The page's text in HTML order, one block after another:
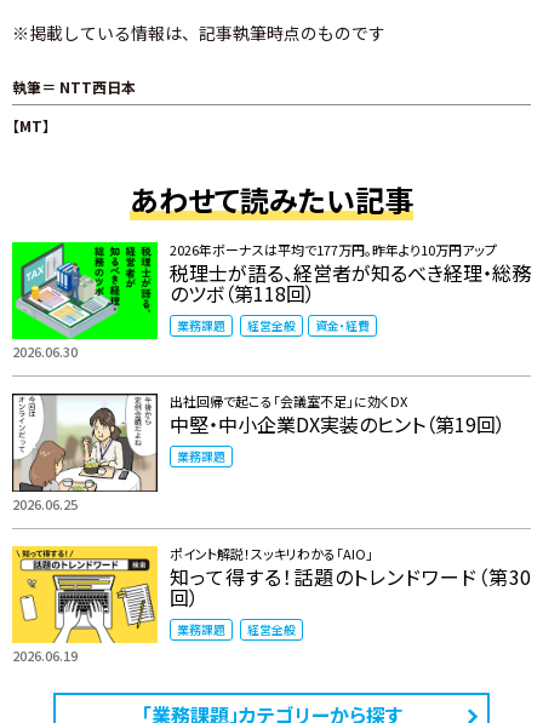
※掲載している情報は、記事執筆時点のものです
執筆＝ NTT西日本
【MT】
あわせて読みたい記事
2026.06.30
2026年ボーナスは平均で177万円。昨年より10万円アップ
税理士が語る、経営者が知るべき経理・総務
のツボ（第118回）
業務課題 経営全般 資金・経費
2026.06.25
出社回帰で起こる「会議室不足」に効くDX
中堅・中小企業DX実装のヒント（第19回）
業務課題
2026.06.19
ポイント解説！スッキリわかる「AIO」
知って得する！話題のトレンドワード（第30
回）
業務課題 経営全般
「業務課題」カテゴリーから探す